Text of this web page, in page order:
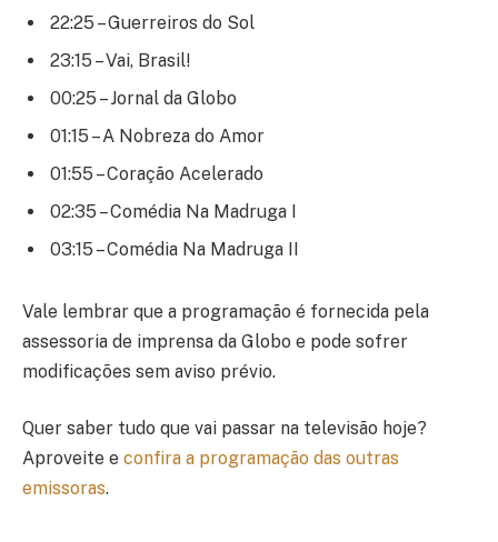
22:25 – Guerreiros do Sol
23:15 – Vai, Brasil!
00:25 – Jornal da Globo
01:15 – A Nobreza do Amor
01:55 – Coração Acelerado
02:35 – Comédia Na Madruga I
03:15 – Comédia Na Madruga II
Vale lembrar que a programação é fornecida pela
assessoria de imprensa da Globo e pode sofrer
modificações sem aviso prévio.
Quer saber tudo que vai passar na televisão hoje?
Aproveite e confira a programação das outras
emissoras.